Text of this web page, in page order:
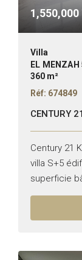
1,550,000
Villa
EL MENZAH
360 m²
Réf: 674849
CENTURY
Century 21
villa S+5
superficie